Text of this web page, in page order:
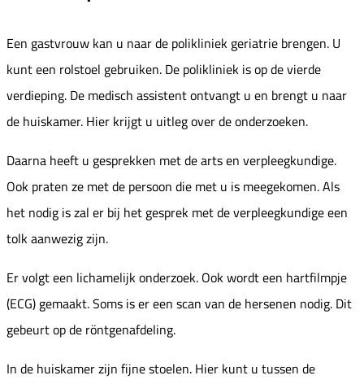
Een gastvrouw kan u naar de polikliniek geriatrie brengen. U
kunt een rolstoel gebruiken. De polikliniek is op de vierde
verdieping. De medisch assistent ontvangt u en brengt u naar
de huiskamer. Hier krijgt u uitleg over de onderzoeken.
Daarna heeft u gesprekken met de arts en verpleegkundige.
Ook praten ze met de persoon die met u is meegekomen. Als
het nodig is zal er bij het gesprek met de verpleegkundige een
tolk aanwezig zijn.
Er volgt een lichamelijk onderzoek. Ook wordt een hartfilmpje
(ECG) gemaakt. Soms is er een scan van de hersenen nodig. Dit
gebeurt op de röntgenafdeling.
In de huiskamer zijn fijne stoelen. Hier kunt u tussen de